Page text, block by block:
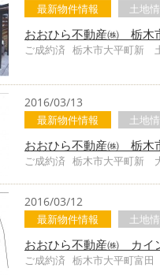
最新物件情報 土地
おおひら不動産㈱ 栃
ご成約済 栃木市大平町新
2016/03/13
最新物件情報 土地
おおひら不動産㈱ 栃木
ご成約済 栃木市大平町新
2016/03/12
最新物件情報 土地
おおひら不動産㈱ カ
ご成約済 栃木市大平町